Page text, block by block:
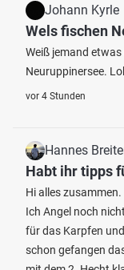
Johann Kyrle
Wels fischen
Weiß jemand
Neuruppinersee.
vor 4 Stunden
Hannes
Habt ihr tipps
Hi alles zusammen.
Ich Angel noch
für das Karpfen
schon gefangen